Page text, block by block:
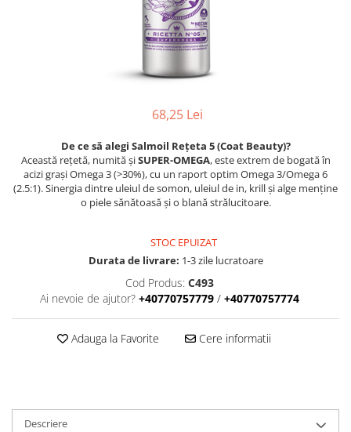
68,25 Lei
De ce să alegi Salmoil Rețeta 5 (Coat Beauty)?
Această rețetă, numită șiSUPER-OMEGA, este extrem de bogată în
acizi grași Omega 3 (>30%), cu un raport optim Omega 3/Omega 6
(2.5:1). Sinergia dintre uleiul de somon, uleiul de in, krill și alge menține
o piele sănătoasă și o blană strălucitoare.
STOC EPUIZAT
Durata de livrare: 1-3 zile lucratoare
Cod Produs: C493
Ai nevoie de ajutor? +40770757779 / +40770757774
Adauga la Favorite Cere informatii
Descriere